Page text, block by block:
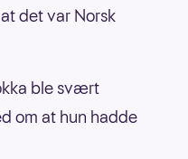
det var Norsk
ble svært
om at hun hadde